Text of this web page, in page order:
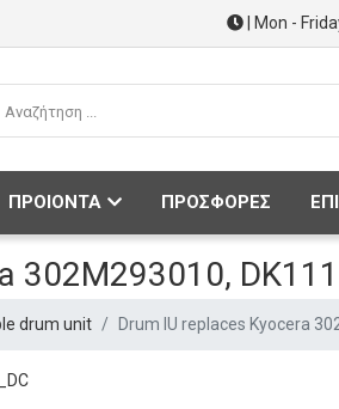
| Mon -
ΠΡΟΙΟΝΤΑ ΠΡΟΣΦΟΡΕΣ
302M293010,
drum unit Drum IU replaces Kyocera